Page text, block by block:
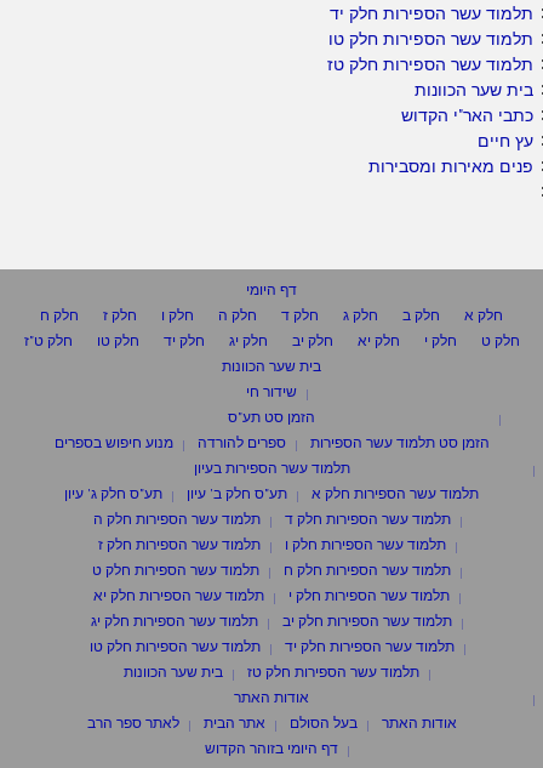
תלמוד עשר הספירות חלק יד
תלמוד עשר הספירות חלק טו
תלמוד עשר הספירות חלק טז
בית שער הכוונות
כתבי האר"י הקדוש
עץ חיים
פנים מאירות ומסבירות
דף היומי
חלק א
חלק ב חלק ג חלק ד חלק ה חלק ו חלק ז
חלק ח
חלק ט
חלק י חלק יא חלק יב חלק יג חלק יד חלק טו
חלק ט"ז
בית שער הכוונות
שידור חי
הזמן סט תע"ס
הזמן סט תלמוד עשר הספירות
ספרים להורדה
מנוע חיפוש בספרים
תלמוד עשר הספירות בעיון
תלמוד עשר הספירות חלק א
תע"ס חלק ב' עיון
תע"ס חלק ג' עיון
תלמוד עשר הספירות חלק ד
תלמוד עשר הספירות חלק ה
תלמוד עשר הספירות חלק ו
תלמוד עשר הספירות חלק ז
תלמוד עשר הספירות חלק ח
תלמוד עשר הספירות חלק ט
תלמוד עשר הספירות חלק י
תלמוד עשר הספירות חלק יא
תלמוד עשר הספירות חלק יב
תלמוד עשר הספירות חלק יג
תלמוד עשר הספירות חלק יד
תלמוד עשר הספירות חלק טו
תלמוד עשר הספירות חלק טז
בית שער הכוונות
אודות האתר
אודות האתר
בעל הסולם אתר הבית
לאתר ספר הרב
דף היומי בזוהר הקדוש